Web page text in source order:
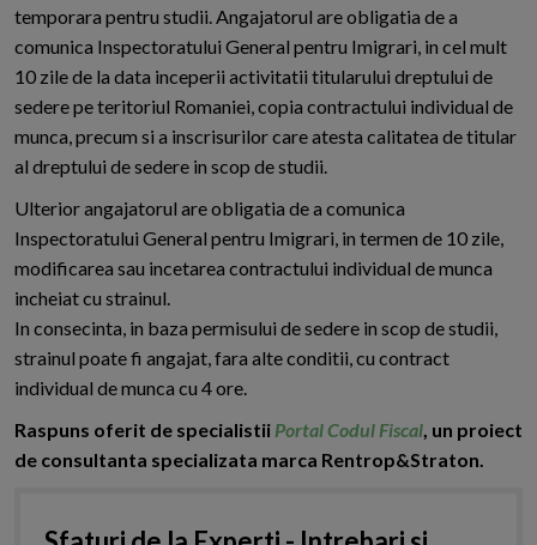
temporara pentru studii. Angajatorul are obligatia de a
comunica Inspectoratului General pentru Imigrari, in cel mult
10 zile de la data inceperii activitatii titularului dreptului de
sedere pe teritoriul Romaniei, copia contractului individual de
munca, precum si a inscrisurilor care atesta calitatea de titular
al dreptului de sedere in scop de studii.
Ulterior angajatorul are obligatia de a comunica
Inspectoratului General pentru Imigrari, in termen de 10 zile,
modificarea sau incetarea contractului individual de munca
incheiat cu strainul.
In consecinta, in baza permisului de sedere in scop de studii,
strainul poate fi angajat, fara alte conditii, cu contract
individual de munca cu 4 ore.
Raspuns oferit de specialistii Portal Codul Fiscal, un proiect
de consultanta specializata marca Rentrop&Straton.